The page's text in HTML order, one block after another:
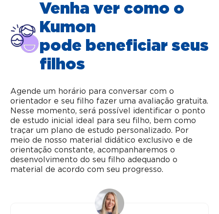
Venha ver como o
Kumon
pode beneficiar seus
filhos
Agende um horário para conversar com o
orientador e seu filho fazer uma avaliação gratuita.
Nesse momento, será possível identificar o ponto
de estudo inicial ideal para seu filho, bem como
traçar um plano de estudo personalizado. Por
meio de nosso material didático exclusivo e de
orientação constante, acompanharemos o
desenvolvimento do seu filho adequando o
material de acordo com seu progresso.